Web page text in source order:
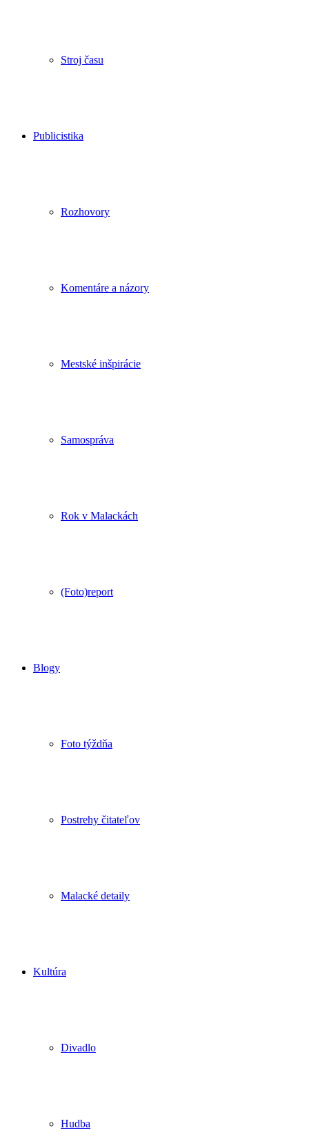
Stroj času
Publicistika
Rozhovory
Komentáre a názory
Mestské inšpirácie
Samospráva
Rok v Malackách
(Foto)report
Blogy
Foto týždňa
Postrehy čitateľov
Malacké detaily
Kultúra
Divadlo
Hudba